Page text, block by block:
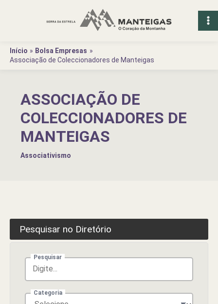
Início
Bolsa Empresas
Associação de Coleccionadores de Manteigas
ASSOCIAÇÃO DE
COLECCIONADORES DE
MANTEIGAS
Associativismo
Pesquisar no Diretório
Pesquisar
Categoria